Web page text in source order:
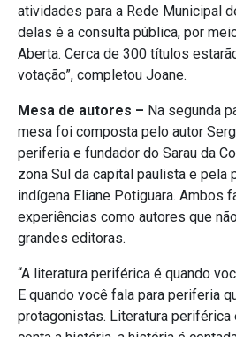
atividades para a Rede Municipal
delas é a consulta pública, por
Aberta. Cerca de 300 títulos
votação”, completou Joane.
Mesa de autores – Na segunda
mesa foi composta pelo autor
periferia e fundador do Sarau da
zona Sul da capital paulista e
indígena Eliane Potiguara. Ambos
experiências como autores que
grandes editoras.
“A literatura periférica é quando
E quando você fala para periferia
protagonistas. Literatura periférica